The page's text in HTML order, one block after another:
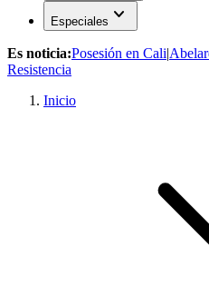
Especiales expand_more
Es noticia:Posesión en Cali|
Resistencia
Inicio